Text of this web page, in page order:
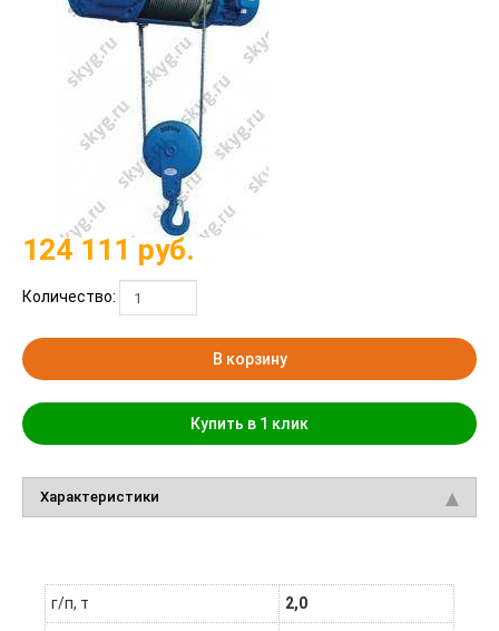
124 111руб.
Количество:
В корзину
Купить в 1 клик
Характеристики
г/п, т 2,0